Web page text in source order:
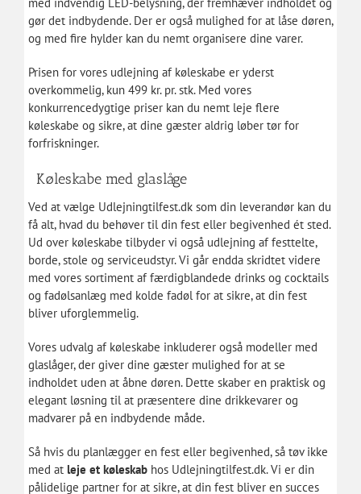
gør det indbydende. Der er også mulighed for at låse døren,
og med fire hylder kan du nemt organisere dine varer.
Prisen for vores udlejning af køleskabe er yderst
overkommelig, kun 499 kr. pr. stk. Med vores
konkurrencedygtige priser kan du nemt leje flere
køleskabe og sikre, at dine gæster aldrig løber tør for
forfriskninger.
Køleskabe med glaslåge
Ved at vælge Udlejningtilfest.dk som din leverandør kan du
få alt, hvad du behøver til din fest eller begivenhed ét sted.
Ud over køleskabe tilbyder vi også udlejning af festtelte,
borde, stole og serviceudstyr. Vi går endda skridtet videre
med vores sortiment af færdigblandede drinks og cocktails
og fadølsanlæg med kolde fadøl for at sikre, at din fest
bliver uforglemmelig.
Vores udvalg af køleskabe inkluderer også modeller med
glaslåger, der giver dine gæster mulighed for at se
indholdet uden at åbne døren. Dette skaber en praktisk og
elegant løsning til at præsentere dine drikkevarer og
madvarer på en indbydende måde.
Så hvis du planlægger en fest eller begivenhed, så tøv ikke
med at leje et køleskabhos Udlejningtilfest.dk. Vi er din
pålidelige partner for at sikre, at din fest bliver en succes